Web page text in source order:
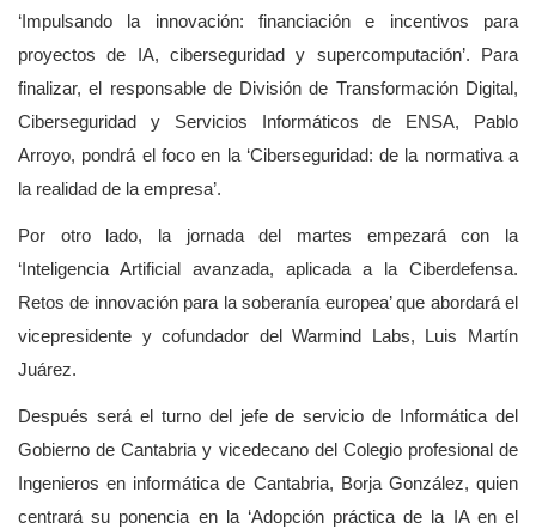
‘Impulsando la innovación: financiación e incentivos para
proyectos de IA, ciberseguridad y supercomputación’. Para
finalizar, el responsable de División de Transformación Digital,
Ciberseguridad y Servicios Informáticos de ENSA, Pablo
Arroyo, pondrá el foco en la ‘Ciberseguridad: de la normativa a
la realidad de la empresa’.
Por otro lado, la jornada del martes empezará con la
‘Inteligencia Artificial avanzada, aplicada a la Ciberdefensa.
Retos de innovación para la soberanía europea’ que abordará el
vicepresidente y cofundador del Warmind Labs, Luis Martín
Juárez.
Después será el turno del jefe de servicio de Informática del
Gobierno de Cantabria y vicedecano del Colegio profesional de
Ingenieros en informática de Cantabria, Borja González, quien
centrará su ponencia en la ‘Adopción práctica de la IA en el